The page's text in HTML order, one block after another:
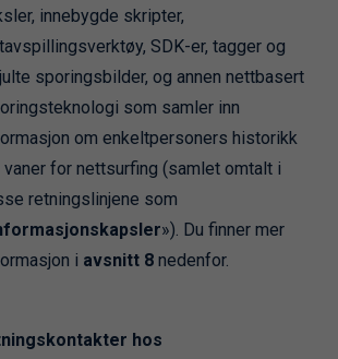
innebygde skripter,
SDK-er, tagger og
sporingsbilder, og annen nettbasert
som samler inn
om enkeltpersoners historikk
vaner for nettsurfing (samlet omtalt i
retningslinjene som
»). Du finner mer
i avsnitt 8 nedenfor.
hos